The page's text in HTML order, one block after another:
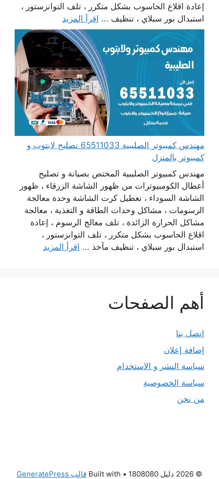
إعادة اقلاع الحاسوب بشكل متكرر ، تلف التوانزستور ،
استبدال بور سبلاي ، تنظيف ... اقرأ المزيد
مهندس كمبيوتر الصليبية 65511033 تصليح لابتوب و
كمبيوتر بالمنزل
مهندس كمبيوتر الصليبية المختص بصيانة و تصليح
أعطال الكومبيوترات من ظهور الشاشة الزرقاء ، ظهور
الشاشة السوداء ، تعطيل كرت الشاشة وحدة معالجة
الرسومات ، مشاكل وحدات الطاقة و التغذية ، معالجة
مشاكل الحرارة الزائدة ، تلف معالج الرسوم ، إعادة
اقلاع الحاسوب بشكل متكرر ، تلف التوانزستور ،
استبدال بور سبلاي ، تنظيف مآخذ ... اقرأ المزيد
أهم الصفحات
اتصل بنا
إضافة إعلان
سياسة النشر و الاستخدام
سياسة الخصوصية
من نحن
© 2026 دليل 1808080 • Built with قالب GeneratePress